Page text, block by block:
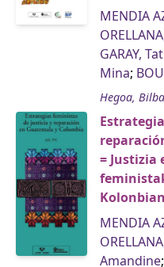
MENDIA
GARAY,
Mina;
Hegoa,
= Justizia
Kolonbian
MENDIA
Amandine;